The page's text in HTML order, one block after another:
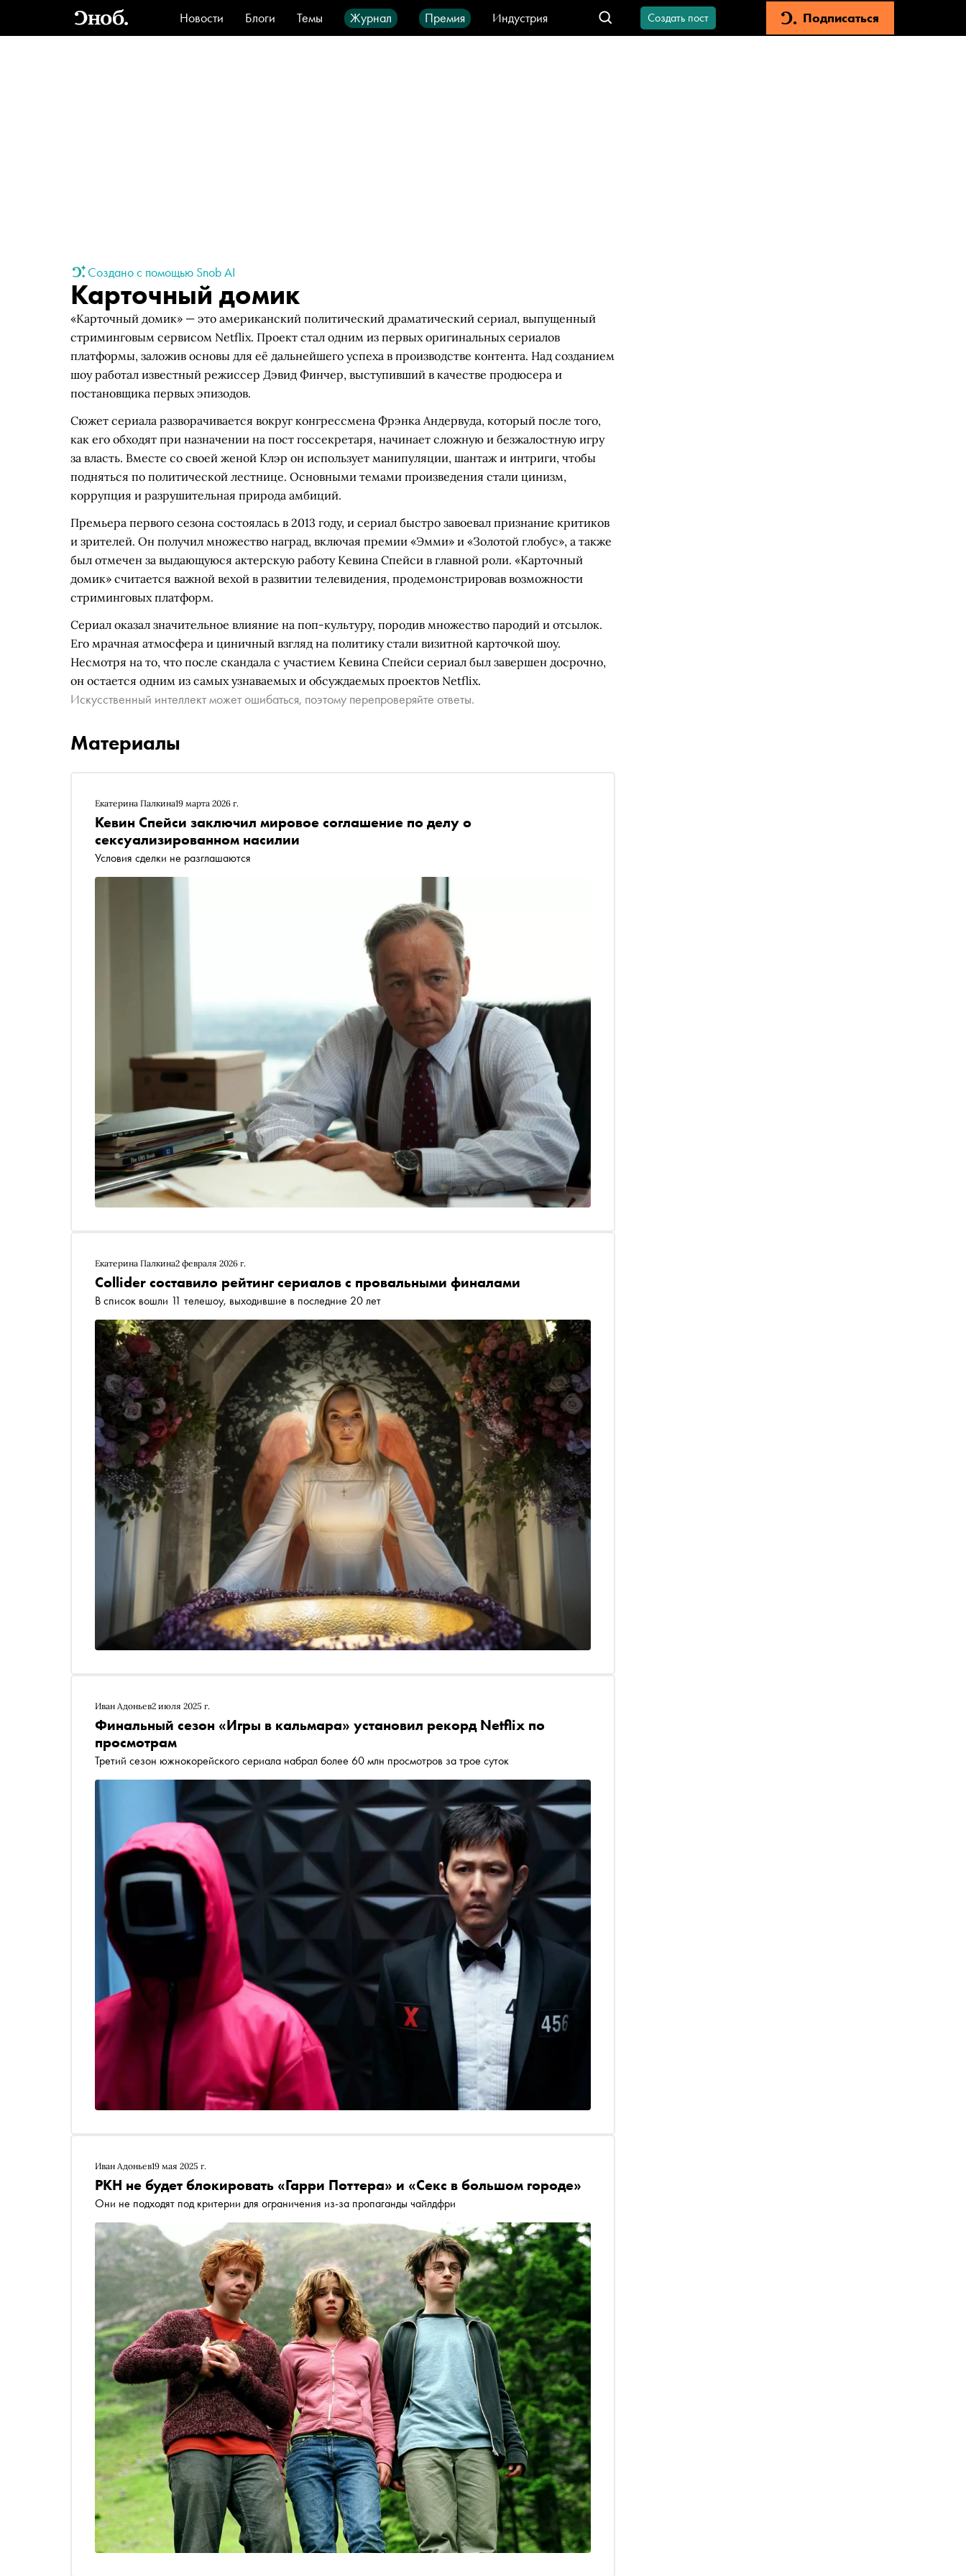
Новости Блоги Темы Журнал Премия
Индустрия
Стиль
Видео Город IT-продукты
Создать пост Подписаться
Создано с помощью Snob AI
Карточный домик
«Карточный домик» — это американский политический драматический сериал, выпущенный
стриминговым сервисом Netflix. Проект стал одним из первых оригинальных сериалов
платформы, заложив основы для её дальнейшего успеха в производстве контента. Над созданием
шоу работал известный режиссер Дэвид Финчер, выступивший в качестве продюсера и
постановщика первых эпизодов.
Сюжет сериала разворачивается вокруг конгрессмена Фрэнка Андервуда, который после того,
как его обходят при назначении на пост госсекретаря, начинает сложную и безжалостную игру
за власть. Вместе со своей женой Клэр он использует манипуляции, шантаж и интриги, чтобы
подняться по политической лестнице. Основными темами произведения стали цинизм,
коррупция и разрушительная природа амбиций.
Премьера первого сезона состоялась в 2013 году, и сериал быстро завоевал признание критиков
и зрителей. Он получил множество наград, включая премии «Эмми» и «Золотой глобус», а также
был отмечен за выдающуюся актерскую работу Кевина Спейси в главной роли. «Карточный
домик» считается важной вехой в развитии телевидения, продемонстрировав возможности
стриминговых платформ.
Сериал оказал значительное влияние на поп-культуру, породив множество пародий и отсылок.
Его мрачная атмосфера и циничный взгляд на политику стали визитной карточкой шоу.
Несмотря на то, что после скандала с участием Кевина Спейси сериал был завершен досрочно,
он остается одним из самых узнаваемых и обсуждаемых проектов Netflix.
Искусственный интеллект может ошибаться, поэтому перепроверяйте ответы.
Материалы
Екатерина Палкина19 марта 2026 г.
Кевин Спейси заключил мировое соглашение по делу о
сексуализированном насилии
Условия сделки не разглашаются
Екатерина Палкина2 февраля 2026 г.
Collider составило рейтинг сериалов с провальными финалами
В список вошли 11 телешоу, выходившие в последние 20 лет
Иван Адоньев2 июля 2025 г.
Финальный сезон «Игры в кальмара» установил рекорд Netflix по
просмотрам
Третий сезон южнокорейского сериала набрал более 60 млн просмотров за трое суток
Иван Адоньев19 мая 2025 г.
РКН не будет блокировать «Гарри Поттера» и «Секс в большом городе»
Они не подходят под критерии для ограничения из-за пропаганды чайлдфри